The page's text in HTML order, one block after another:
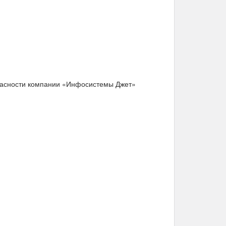
компании «Инфосистемы Джет»